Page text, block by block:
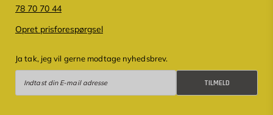
78 70 70 44
Opret prisforespørgsel
Ja tak, jeg vil gerne modtage nyhedsbrev.
TILMELD